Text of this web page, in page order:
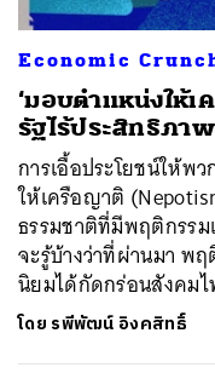
Economic
‘มอบตำแหน่งให้
รัฐไร้ประสิทธิภาพ
การเอื้อประโยชน์ให้พ
ให้เครือญาติ
ธรรมชาติที่มีพฤติกรร
จะรู้บ้างว่าที่ผ่านมา พ
นิยมได้กัดกร่อนสังคมไ
โดย รพีพัฒน์ อิงคสิทธิ์